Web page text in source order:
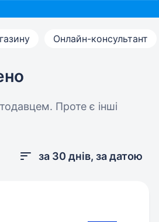
Онлайн-консультант
Проте є інші
за 30 днів, за датою